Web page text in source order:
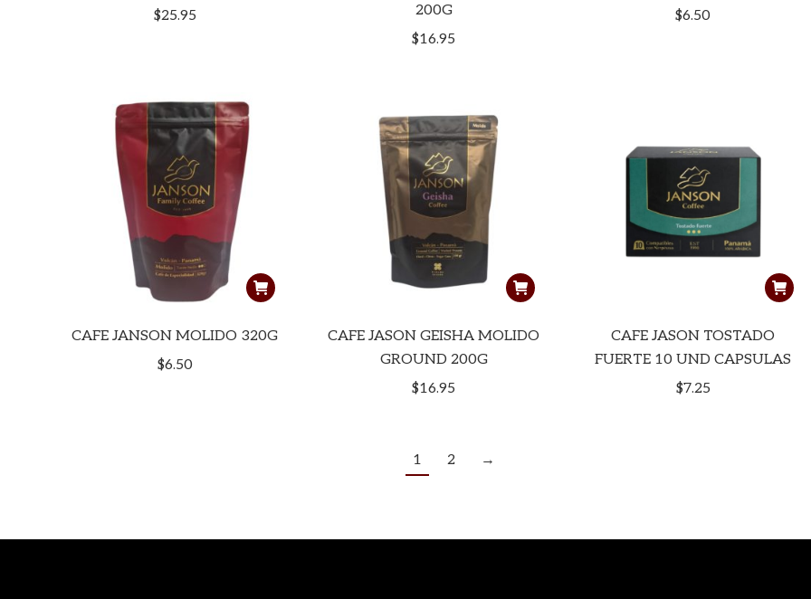
$25.95
200G
$16.95
$6.50
CAFE JANSON MOLIDO 320G
$6.50
CAFE JASON GEISHA MOLIDO
GROUND 200G
$16.95
CAFE JASON TOSTADO
FUERTE 10 UND CAPSULAS
$7.25
1 2 →